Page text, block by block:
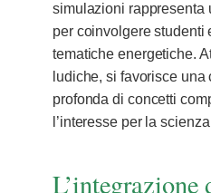
simulazioni rappresenta
per coinvolgere studenti
tematiche energetiche.
ludiche, si favorisce
profonda di concetti
l’interesse per la
L’integrazione